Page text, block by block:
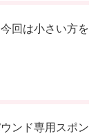
回は小さい方を
ンド専用スポン